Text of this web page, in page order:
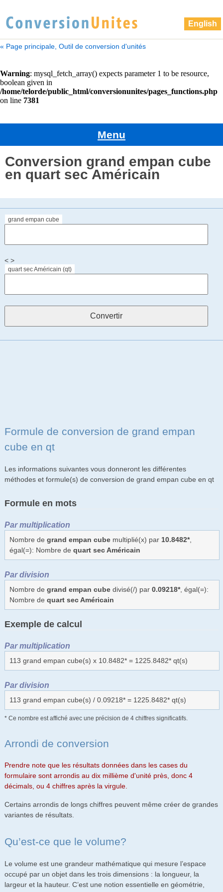
English
« Page principale, Outil de conversion d'unités
Menu
Conversion grand empan cube
en quart sec Américain
grand empan cube
< >
quart sec Américain (qt)
Formule de conversion de grand empan
cube en qt
Les informations suivantes vous donneront les différentes
méthodes et formule(s) de conversion de grand empan cube en qt
Formule en mots
Par multiplication
Nombre de grand empan cubemultiplié(x) par 10.8482*,
égal(=): Nombre de quart sec Américain
Par division
Nombre de grand empan cubedivisé(/) par 0.09218*, égal(=):
Nombre de quart sec Américain
Exemple de calcul
Par multiplication
113 grand empan cube(s) x 10.8482* = 1225.8482* qt(s)
Par division
113 grand empan cube(s) / 0.09218* = 1225.8482* qt(s)
* Ce nombre est affiché avec une précision de 4 chiffres significatifs.
Arrondi de conversion
Prendre note que les résultats données dans les cases du
formulaire sont arrondis au dix millième d'unité près, donc 4
décimals, ou 4 chiffres après la virgule.
Certains arrondis de longs chiffres peuvent même créer de grandes
variantes de résultats.
Qu’est-ce que le volume?
Le volume est une grandeur mathématique qui mesure l’espace
occupé par un objet dans les trois dimensions : la longueur, la
largeur et la hauteur. C’est une notion essentielle en géométrie,